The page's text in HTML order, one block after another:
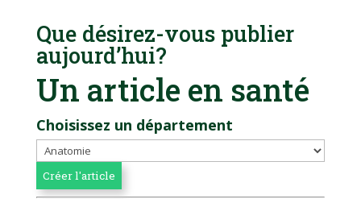
Que désirez-vous publier
aujourd’hui?
Un article en santé
Choisissez un département